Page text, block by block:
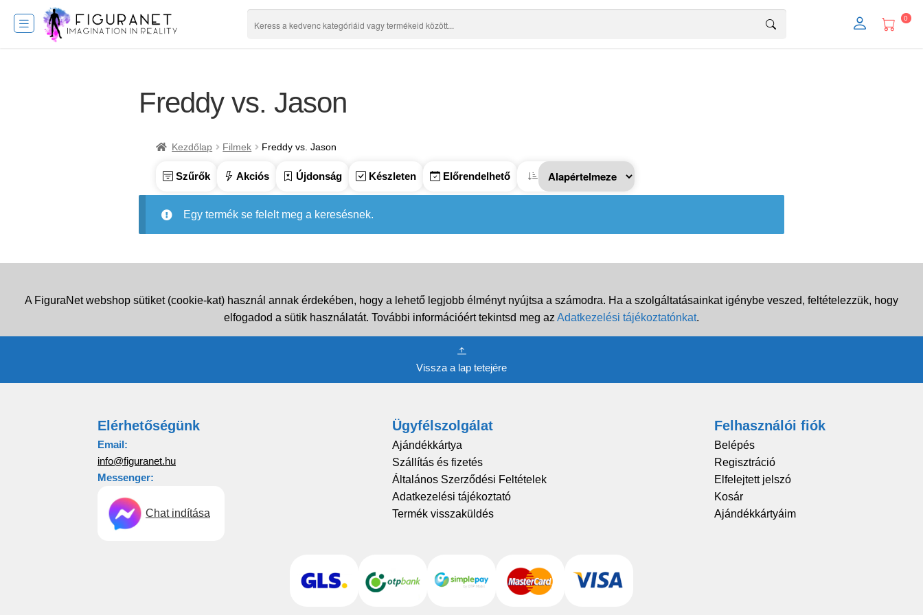
0
Freddy vs. Jason
Kezdőlap Filmek Freddy vs. Jason
Szűrők Akciós Újdonság Készleten Előrendelhető
Egy termék se felelt meg a keresésnek.
A FiguraNet webshop sütiket (cookie-kat) használ annak érdekében, hogy a lehető legjobb élményt nyújtsa a számodra. Ha a szolgáltatásainkat igénybe veszed, feltételezzük, hogy
elfogadod a sütik használatát. További információért tekintsd meg az Adatkezelési tájékoztatónkat.
Vissza a lap tetejére
Elérhetőségünk
Email:
info@figuranet.hu
Messenger:
Chat indítása
Ügyfélszolgálat
Ajándékkártya
Szállítás és fizetés
Általános Szerződési Feltételek
Adatkezelési tájékoztató
Termék visszaküldés
Felhasználói fiók
Belépés
Regisztráció
Elfelejtett jelszó
Kosár
Ajándékkártyáim